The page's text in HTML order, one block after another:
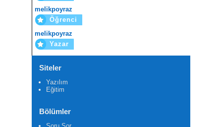
melikpoyraz
Öğrenci
melikpoyraz
Yazar
Siteler
Yazılım
Eğitim
Bölümler